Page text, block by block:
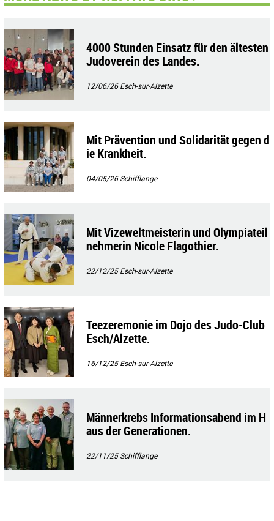
4000 Stunden Einsatz für den ältesten
Judoverein des Landes.
12/06/26Esch-sur-Alzette
Mit Prävention und Solidarität gegen d
ie Krankheit.
04/05/26Schifflange
Mit Vizeweltmeisterin und Olympiateil
nehmerin Nicole Flagothier.
22/12/25Esch-sur-Alzette
Teezeremonie im Dojo des Judo-Club
Esch/Alzette.
16/12/25Esch-sur-Alzette
Männerkrebs Informationsabend im H
aus der Generationen.
22/11/25Schifflange